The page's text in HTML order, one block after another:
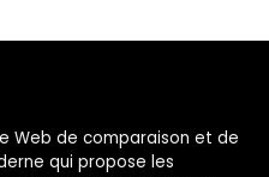
Web de comparaison et de
qui propose les